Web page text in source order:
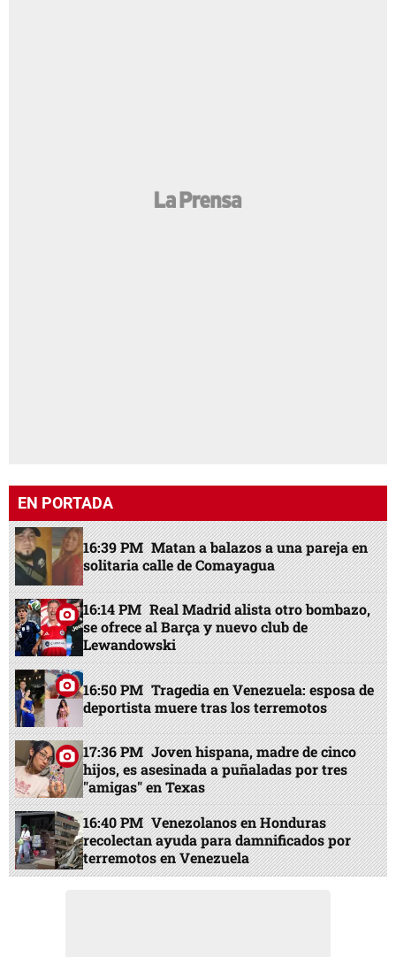
EN PORTADA
16:39 PM Matan a balazos a una pareja en
solitaria calle de Comayagua
16:14 PM Real Madrid alista otro bombazo,
se ofrece al Barça y nuevo club de
Lewandowski
16:50 PM Tragedia en Venezuela: esposa de
deportista muere tras los terremotos
17:36 PM Joven hispana, madre de cinco
hijos, es asesinada a puñaladas por tres
"amigas" en Texas
16:40 PM Venezolanos en Honduras
recolectan ayuda para damnificados por
terremotos en Venezuela